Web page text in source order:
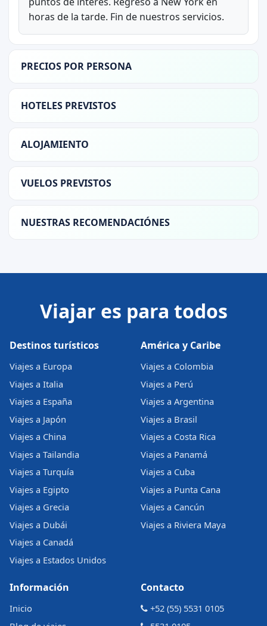
horas de la tarde. Fin de nuestros servicios.
PRECIOS POR PERSONA
HOTELES PREVISTOS
ALOJAMIENTO
VUELOS PREVISTOS
NUESTRAS RECOMENDACIÓNES
Viajar es para todos
Destinos turísticos
Viajes a Europa
Viajes a Italia
Viajes a España
Viajes a Japón
Viajes a China
Viajes a Tailandia
Viajes a Turquía
Viajes a Egipto
Viajes a Grecia
Viajes a Dubái
Viajes a Canadá
Viajes a Estados Unidos
América y Caribe
Viajes a Colombia
Viajes a Perú
Viajes a Argentina
Viajes a Brasil
Viajes a Costa Rica
Viajes a Panamá
Viajes a Cuba
Viajes a Punta Cana
Viajes a Cancún
Viajes a Riviera Maya
Información
Inicio
Contacto
+52 (55) 5531 0105